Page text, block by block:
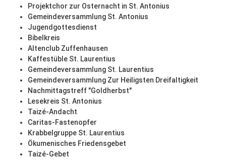
Projektchor zur Osternacht in St. Antonius
Gemeindeversammlung St. Antonius
Jugendgottesdienst
Bibelkreis
Altenclub Zuffenhausen
Kaffestüble St. Laurentius
Gemeindeversammlung St. Laurentius
Gemeindeversammlung Zur Heiligsten Dreifaltigkeit
Nachmittagstreff "Goldherbst"
Lesekreis St. Antonius
Taizé-Andacht
Caritas-Fastenopfer
Krabbelgruppe St. Laurentius
Ökumenisches Friedensgebet
Taizé-Gebet